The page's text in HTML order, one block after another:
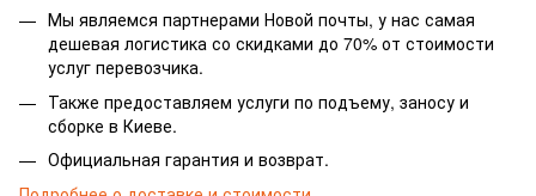
Мы являемся партнерами Новой почты, у нас самая
дешевая логистика со скидками до 70% от стоимости
услуг перевозчика.
Также предоставляем услуги по подъему, заносу и
сборке в Киеве.
Официальная гарантия и возврат.